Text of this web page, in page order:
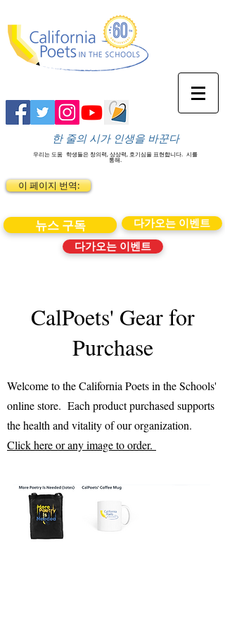
한 줄의 시가 인생을 바꾼다
우리는 도움 학생들은 창의력, 상상력, 호기심을 표현합니다. 시를
통해.
이 페이지 번역:
뉴스 구독
다가오는 이벤트
다가오는 이벤트
CalPoets' Gear for
Purchase
Welcome to the California Poets in the Schools'
online store. Each product purchased supports
the health and vitality of our organization.
Click here or any image to order.